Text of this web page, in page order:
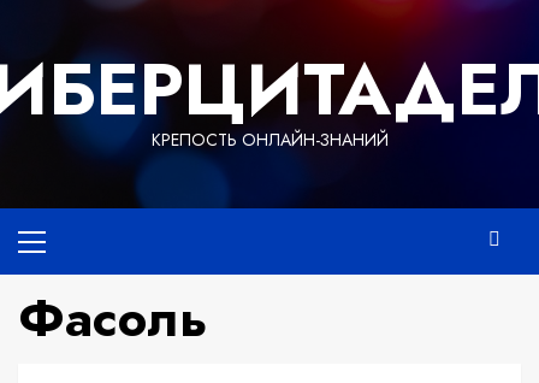
содержимому
КРЕПОСТЬ ОНЛАЙН-ЗНАНИЙ
меню
Фасоль